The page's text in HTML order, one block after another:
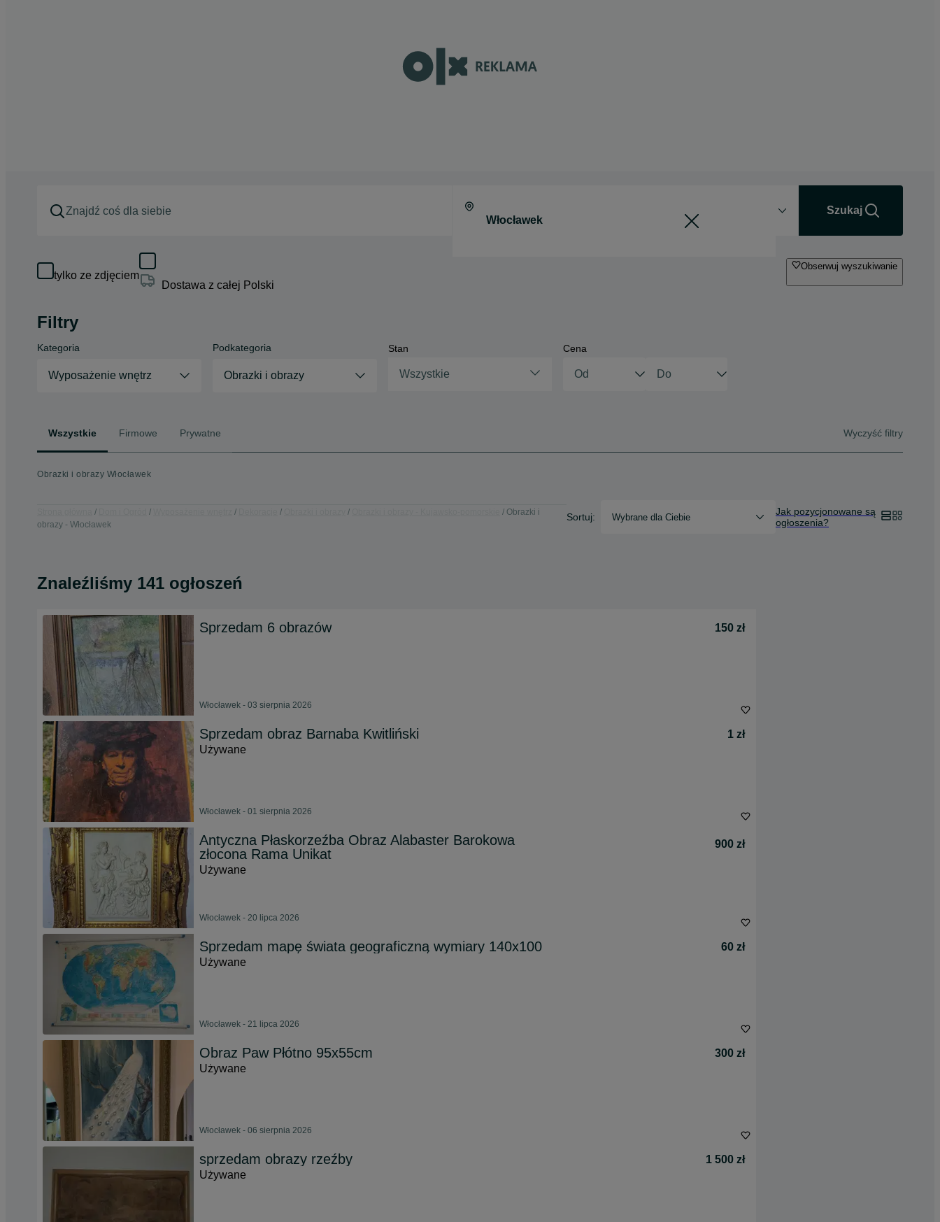
Szukaj
tylko ze zdjęciem
Dostawa z całej Polski
Obserwuj wyszukiwanie
Filtry
Kategoria
Wyposażenie wnętrz
Podkategoria
Obrazki i obrazy
Stan
Wszystkie
Cena
Wszystkie Firmowe Prywatne Wyczyść filtry
Obrazki i obrazy Włocławek
Obrazki i
obrazy - Włocławek
Sortuj: Wybrane dla Ciebie
Jak pozycjonowane są
ogłoszenia?
Znaleźliśmy 141 ogłoszeń
Sprzedam 6 obrazów 150 zł
Włocławek - 03 sierpnia 2026
Sprzedam obraz Barnaba Kwitliński
1 zł
Używane
Włocławek - 01 sierpnia 2026
Antyczna Płaskorzeźba Obraz Alabaster Barokowa
złocona Rama Unikat
900 zł
Używane
Włocławek - 20 lipca 2026
Sprzedam mapę świata geograficzną wymiary 140x100
60 zł
Używane
Włocławek - 21 lipca 2026
Obraz Paw Płótno 95x55cm
300 zł
Używane
Włocławek - 06 sierpnia 2026
sprzedam obrazy rzeźby
1 500 zł
Używane